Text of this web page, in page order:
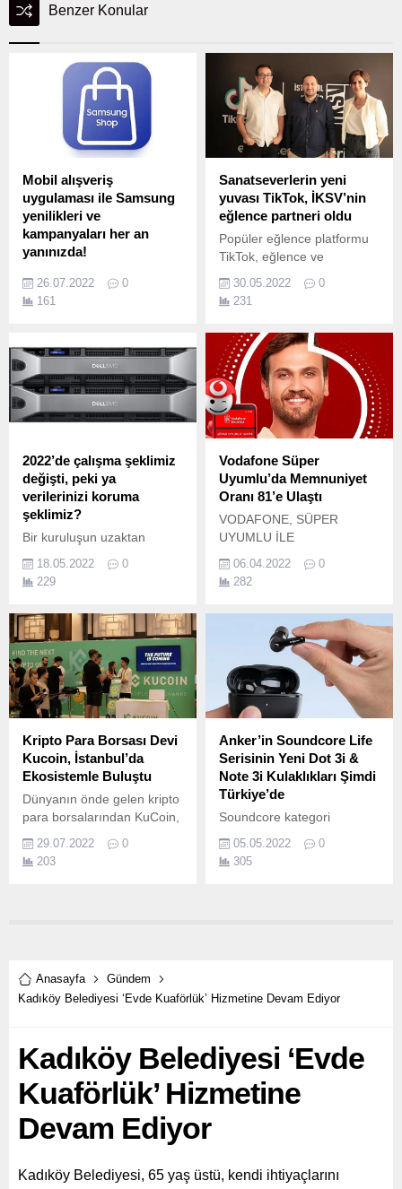
Benzer Konular
Mobil alışveriş
uygulaması ile Samsung
yenilikleri ve
kampanyaları her an
yanınızda!
dünyasını kişiye özel
tekliflerle keşfedin…
uygulaması Samsung Shop,
artık kullanıcılara anlık,
kişiye özel avantajlı teklifler
sunuyor.
26.07.2022
0
161
Sanatseverlerin yeni
yuvası TikTok, İKSV’nin
eğlence partneri oldu
Popüler eğlence platformu
TikTok, eğlence ve
getirmek amacıyla
Türkiye’de önemli bir
30.05.2022
0
231
2022’de çalışma şeklimiz
değişti, peki ya
verilerinizi koruma
şeklimiz?
Bir kuruluşun uzaktan
beraberinde birtakım
zorluklar getiriyor.
18.05.2022
0
229
Vodafone Süper
Uyumlu’da Memnuniyet
Oranı 81’e Ulaştı
VODAFONE, SÜPER
UYUMLU İLE
TARİFELERİNİ SEÇEBİLME
ÖZGÜRLÜĞÜ SUNUYOR
yapısıyla Türkiye’de ilk olan
Vodafone Süper Uyumlu
Tarife’nin müşteri sayısı son
1 yılda 2,5 kat arttı.
06.04.2022
0
282
Kripto Para Borsası Devi
Kucoin, İstanbul’da
Ekosistemle Buluştu
Dünyanın önde gelen kripto
para borsalarından KuCoin,
2022 tarihlerinde
gerçekleşen Blockchain
29.07.2022
0
203
Anker’in Soundcore Life
Serisinin Yeni Dot 3i &
Note 3i Kulaklıkları Şimdi
Türkiye’de
Soundcore kategori
sistemlerinden kulak içi ve
kulak üstü kulaklıklara kadar
05.05.2022
0
305
Anasayfa
Gündem
Kadıköy Belediyesi ‘Evde Kuaförlük’ Hizmetine Devam Ediyor
Kadıköy Belediyesi ‘Evde
Kuaförlük’ Hizmetine
Devam Ediyor
Kadıköy Belediyesi, 65 yaş üstü, kendi ihtiyaçlarını